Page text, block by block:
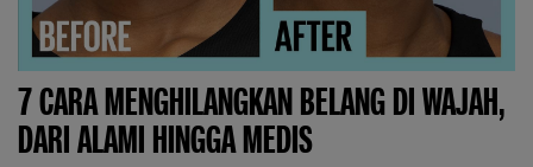
7 CARA MENGHILANGKAN BELANG DI WAJAH,
DARI ALAMI HINGGA MEDIS